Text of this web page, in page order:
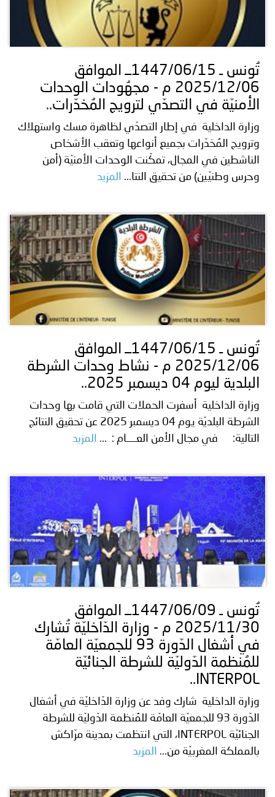
تُونس ـ 1447/06/15ــ الموافق
2025/12/06 م - مجهُودات الوحدات
الأمنيّة في التصدّي لترويج المُخدّرات..
وزارة الداخلية في إطار التصدّي لظاهرة مسك واستهلاك
وترويج المُخدّرات بجميع أنواعها وتعقب الأشخاص
الناشطين في المجال، تمكّنت الوحدات الأمنيّة (أمن
وحرس وطنيّين) من تحقيق النتا...
المزيد
تُونس ـ 1447/06/15ــ الموافق
2025/12/06 م - نشاط وحدات الشرطة
البلدية ليوم 04 ديسمبر 2025..
وزارة الداخلية أسفرت الحملات التي قامت بها وحدات
الشرطة البلديّة يوم 04 ديسمبر 2025 عن تحقيق النتائج
التالية: في مجال الأمن العــــام : ...
المزيد
تُونس ـ 1447/06/09ــ الموافق
2025/11/30 م - وزارة الدّاخليّة تُشارك
في أشغال الدّورة 93 للجمعيّة العامّة
للمُنظمة الدّوليّة للشرطة الجنائيّة
INTERPOL..
وزارة الداخلية شارك وفد عن وزارة الدّاخليّة في أشغال
الدّورة 93 للجمعيّة العامّة للمُنظمة الدّوليّة للشرطة
الجنائيّة INTERPOL، التي انتظمت بمدينة مرّاكش
بالمملكة المغربيّة من...
المزيد